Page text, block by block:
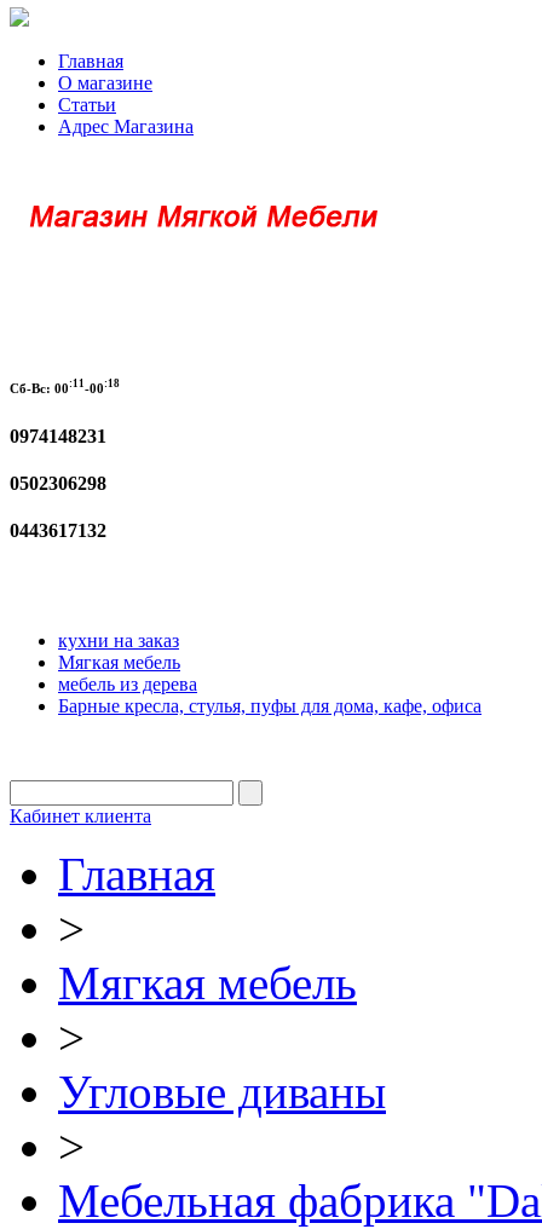
Главная
О магазине
Статьи
Адрес Магазина
Сб-Вс: 00:11 -00:18
0974148231
0502306298
0443617132
кухни на заказ
Мягкая мебель
мебель из дерева
Барные кресла, стулья, пуфы для дома, кафе, офиса
Кабинет клиента
Главная
>
Мягкая мебель
>
Угловые диваны
>
Мебельная фабрика